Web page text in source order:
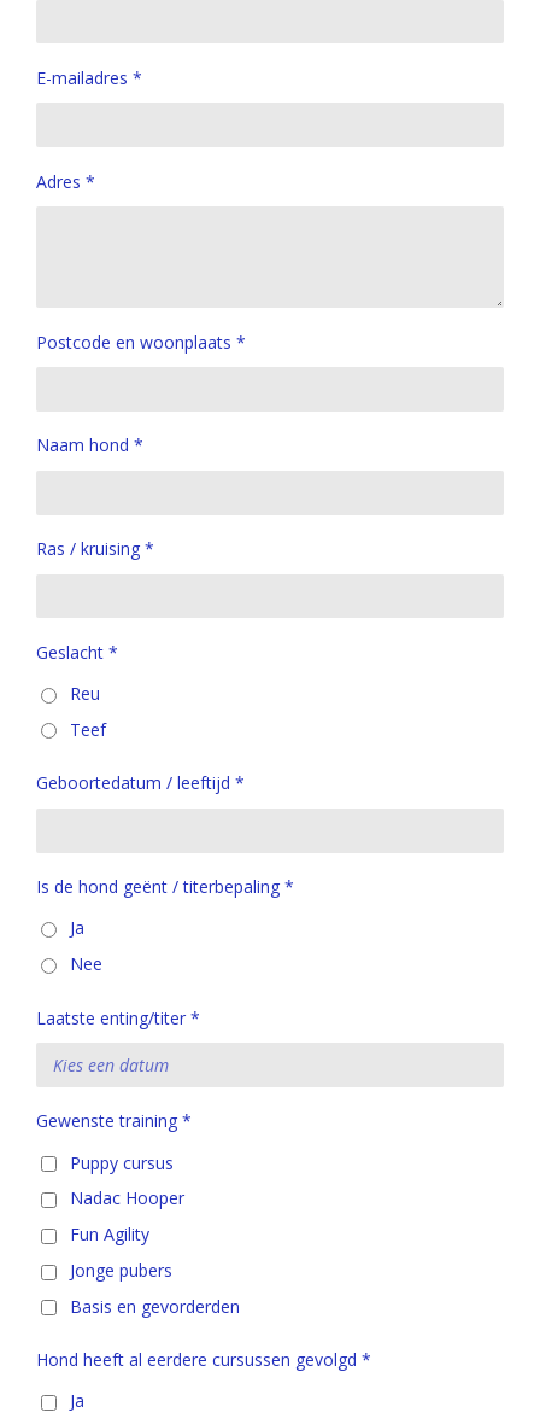
E-mailadres *
Adres *
Postcode en woonplaats *
Naam hond *
Ras / kruising *
Geslacht *
Reu
Teef
Geboortedatum / leeftijd *
Is de hond geënt / titerbepaling *
Ja
Nee
Laatste enting/titer *
Gewenste training *
Puppy cursus
Nadac Hooper
Fun Agility
Jonge pubers
Basis en gevorderden
Hond heeft al eerdere cursussen gevolgd *
Ja